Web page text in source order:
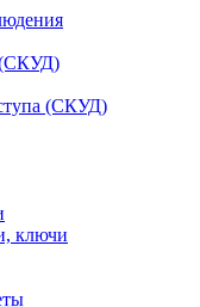
(СКУД)
(СКУД)
ключи